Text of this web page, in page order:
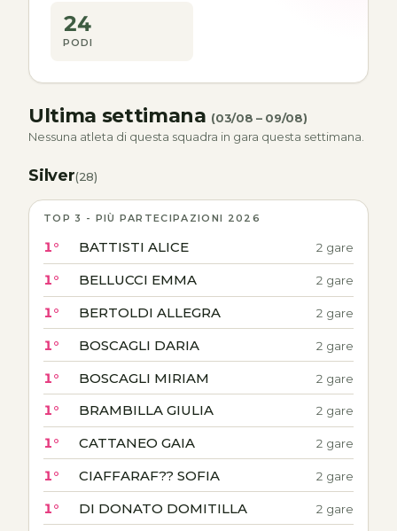
24
PODI
Ultima settimana (03/08 – 09/08)
Nessuna atleta di questa squadra in gara questa settimana.
Silver(28)
TOP 3 - PIÙ PARTECIPAZIONI 2026
1° BATTISTI ALICE 2 gare
1° BELLUCCI EMMA 2 gare
1° BERTOLDI ALLEGRA 2 gare
1° BOSCAGLI DARIA 2 gare
1° BOSCAGLI MIRIAM 2 gare
1° BRAMBILLA GIULIA 2 gare
1° CATTANEO GAIA 2 gare
1° CIAFFARAF?? SOFIA 2 gare
1° DI DONATO DOMITILLA 2 gare